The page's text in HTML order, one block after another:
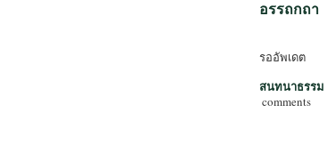
อรรถกถา
รออัพเดต
สนทนาธรรม
comments